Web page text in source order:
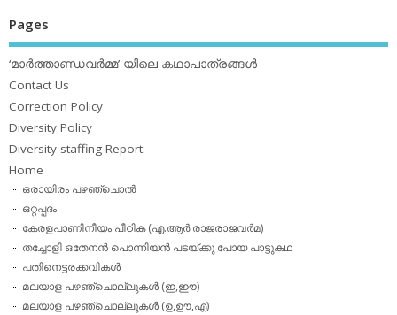
Pages
‘മാര്‍ത്താണ്ഡവര്‍മ്മ’ യിലെ കഥാപാത്രങ്ങള്‍
Contact Us
Correction Policy
Diversity Policy
Diversity staffing Report
Home
ഒരായിരം പഴഞ്ചൊല്‍
ഒറ്റപ്പദം
കേരളപാണിനീയം പീഠിക (എ.ആര്‍.രാജരാജവര്‍മ)
തച്ചോളി ഒതേനൻ പൊന്നിയൻ പടയ്‌ക്കു പോയ പാട്ടുകഥ
പതിനെട്ടരക്കവികള്‍
മലയാള പഴഞ്ചൊല്ലുകള്‍ (ഇ,ഈ)
മലയാള പഴഞ്ചൊല്ലുകള്‍ (ഉ,ഊ,എ)